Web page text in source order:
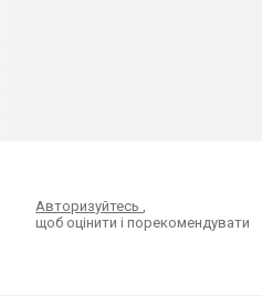
Авторизуйтесь,
щоб оцінити і порекомендувати